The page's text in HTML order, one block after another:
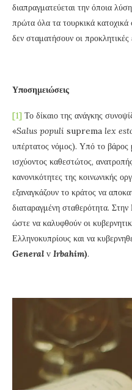
διαπραγματεύεται την όποια
πρώτα όλα τα τουρκικά
δεν σταματήσουν οι προκλητικές
Υποσημειώσεις
[1] Το δίκαιο της ανάγκης
«Salus populi suprema lex
υπέρτατος νόμος). Υπό το βάρος
ισχύοντος καθεστώτος,
κανονικότητες της κοινωνικής
εξαναγκάζουν το κράτος να
διαταραγμένη σταθερότητα.
ώστε να καλυφθούν οι
Ελληνοκυπρίους και να
General v Irbahim).